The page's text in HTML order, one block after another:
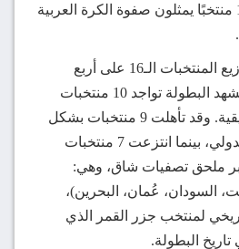
المونديالية، بمشاركة 16 منتخبًا يمثلون صفوة الكرة العربية
وأسفرت القرعة عن توزيع المنتخبات الـ16 على أربع
مجموعات نارية، حيث تشهد البطولة تواجد 10 منتخبات
آسيوية و6 منتخبات إفريقية. وقد تأهلت 9 منتخبات بشكل
مباشر بفضل تصنيفها الدولي، بينما انتزعت 7 منتخبات
ملحق تصفيات شاق، وهي:
السودان، عُمان، البحرين)،
لمنتخب جزر القمر الذي
البطولة.